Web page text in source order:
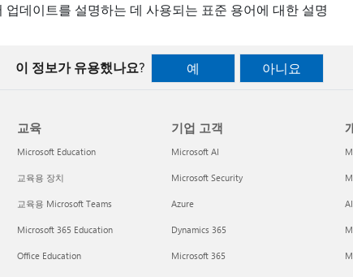
업데이트를 설명하는 데 사용되는 표준 용어에 대한 설명
이 정보가 유용했나요? 예 아니요
교육
Microsoft Education
교육용 장치
교육용 Microsoft Teams
Microsoft 365 Education
Office Education
기업 고객
Microsoft AI
Microsoft Security
Azure
Dynamics 365
Microsoft 365